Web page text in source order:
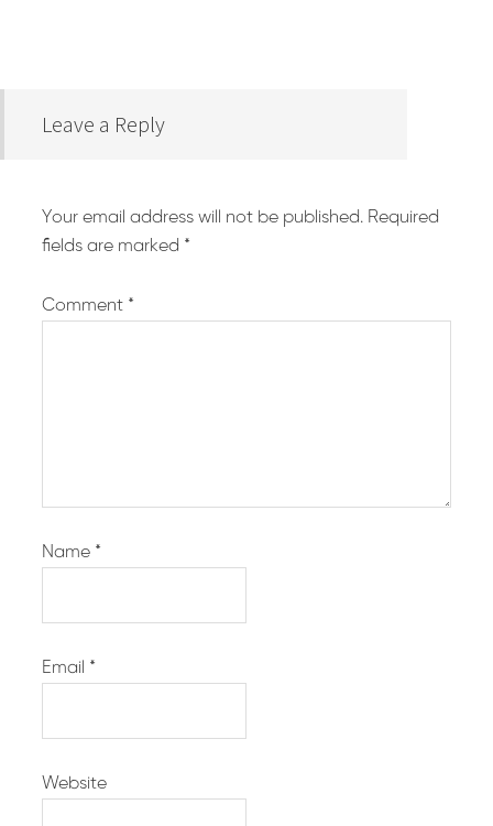
Leave a Reply
Your email address will not be published. Required
fields are marked *
Comment *
Name *
Email *
Website